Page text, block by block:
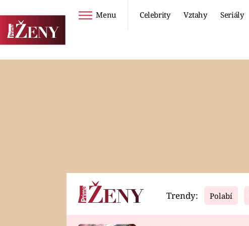
Menu Celebrity Vztahy Seriály
Horoskopy Video
Trendy: Polabí